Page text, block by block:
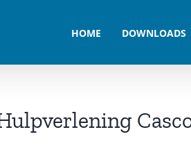
HOME DOWNLOADS